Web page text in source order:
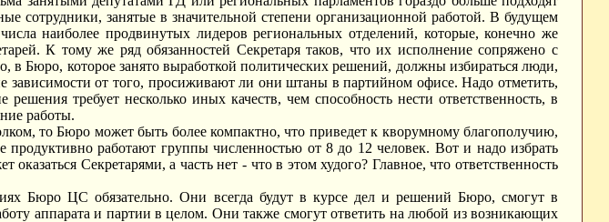
сотрудники, занятые в значительной степени организационной работой. В будущем
наиболее продвинутых лидеров региональных отделений, которые, конечно же
К тому же ряд обязанностей Секретаря таков, что их исполнение сопряжено с
в Бюро, которое занято выработкой политических решений, должны избираться люди,
зависимости от того, просиживают ли они штаны в партийном офисе. Надо отметить,
требует несколько иных качеств, чем способность нести ответственность, в
работы.
то Бюро может быть более компактно, что приведет к кворумному благополучию,
работают группы численностью от 8 до 12 человек. Вот и надо избрать
Секретарями, а часть нет - что в этом худого? Главное, что ответственность
Бюро ЦС обязательно. Они всегда будут в курсе дел и решений Бюро, смогут в
аппарата и партии в целом. Они также смогут ответить на любой из возникающих